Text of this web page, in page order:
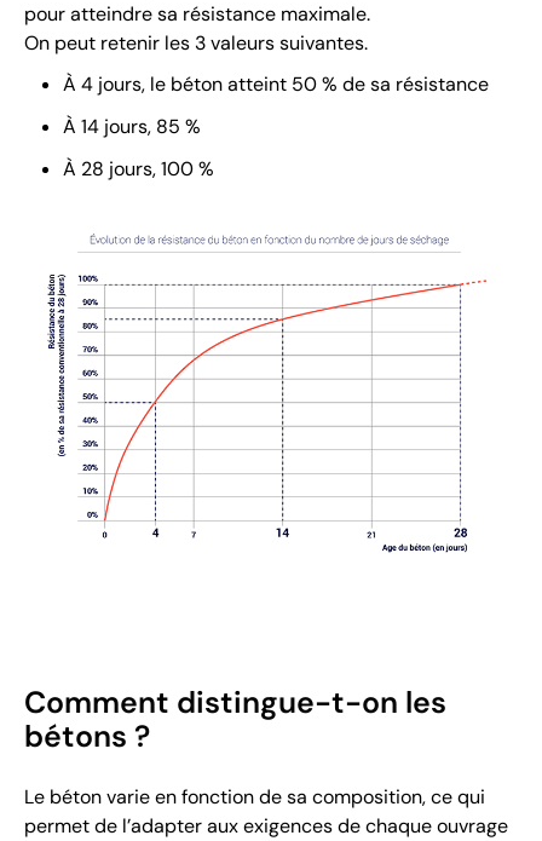
pour atteindre sa résistance maximale.
On peut retenir les 3 valeurs suivantes.
À 4 jours, le béton atteint 50 % de sa résistance
À 14 jours, 85 %
À 28 jours, 100 %
Comment distingue-t-on les
bétons ?
Le béton varie en fonction de sa composition, ce qui
permet de l’adapter aux exigences de chaque ouvrage